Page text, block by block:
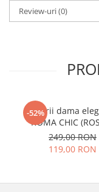
Review-uri(0)
-52%
Palarii dama
ROMA CHIC
marime unica,
249,00 RON
119,00 RON